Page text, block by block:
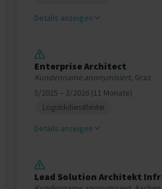
Details anzeigen
Enterprise Architect
Kundenname anonymisiert, Graz
5/2025 – 3/2026 (11 Monate)
Logistikdienstleister
Details anzeigen
Lead Solution Architekt